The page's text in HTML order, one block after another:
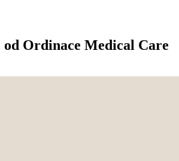
od Ordinace Medical Care